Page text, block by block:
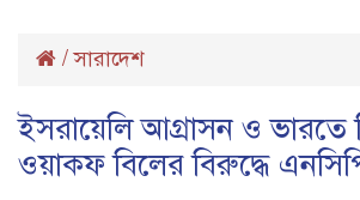
/সারাদেশ
ইসরায়েলি আগ্রাসন ও ভারতে
ওয়াক্ফ বিলের বিরুদ্ধে